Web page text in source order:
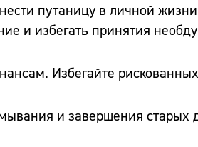
путаницу в личной
и избегать принятия
Избегайте
и завершения старых